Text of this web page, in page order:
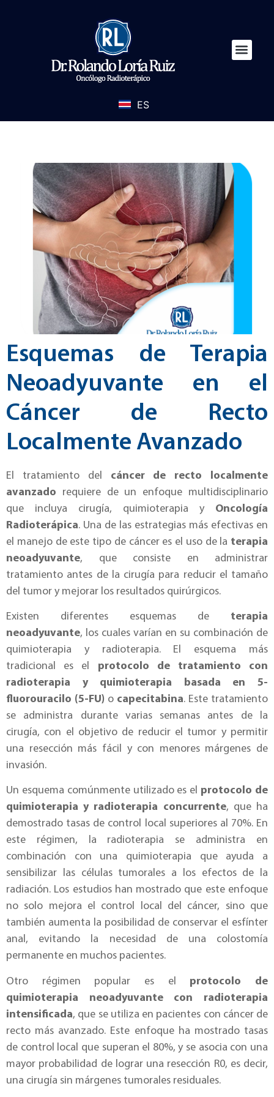
ES
EN
Esquemas de Terapia
Neoadyuvante en el
Cáncer de Recto
Localmente Avanzado
El tratamiento del cáncer de recto localmente
avanzado requiere de un enfoque multidisciplinario
que incluya cirugía, quimioterapia y Oncología
Radioterápica. Una de las estrategias más efectivas en
el manejo de este tipo de cáncer es el uso de la terapia
neoadyuvante, que consiste en administrar
tratamiento antes de la cirugía para reducir el tamaño
del tumor y mejorar los resultados quirúrgicos.
Existen diferentes esquemas de terapia
neoadyuvante, los cuales varían en su combinación de
quimioterapia y radioterapia. El esquema más
tradicional es el protocolo de tratamiento con
radioterapia y quimioterapia basada en 5-
fluorouracilo (5-FU) o capecitabina. Este tratamiento
se administra durante varias semanas antes de la
cirugía, con el objetivo de reducir el tumor y permitir
una resección más fácil y con menores márgenes de
invasión.
Un esquema comúnmente utilizado es el protocolo de
quimioterapia y radioterapia concurrente, que ha
demostrado tasas de control local superiores al 70%. En
este régimen, la radioterapia se administra en
combinación con una quimioterapia que ayuda a
sensibilizar las células tumorales a los efectos de la
radiación. Los estudios han mostrado que este enfoque
no solo mejora el control local del cáncer, sino que
también aumenta la posibilidad de conservar el esfínter
anal, evitando la necesidad de una colostomía
permanente en muchos pacientes.
Otro régimen popular es el protocolo de
quimioterapia neoadyuvante con radioterapia
intensificada, que se utiliza en pacientes con cáncer de
recto más avanzado. Este enfoque ha mostrado tasas
de control local que superan el 80%, y se asocia con una
mayor probabilidad de lograr una resección R0, es decir,
una cirugía sin márgenes tumorales residuales.